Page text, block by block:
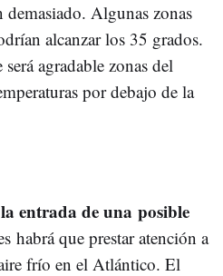
Algunas zonas
alcanzar los 35 grados.
agradable zonas del
por debajo de la
entrada de una posible
habrá que prestar atención a
frío en el Atlántico. El